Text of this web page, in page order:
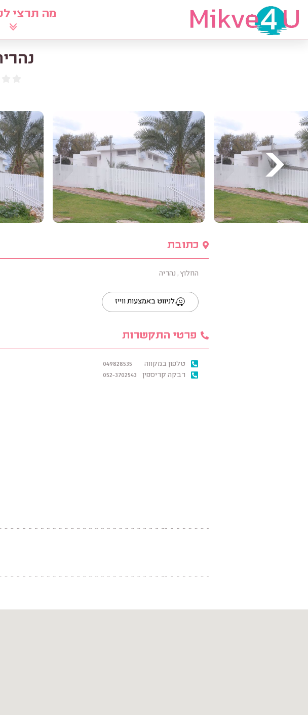
מה תרצי
לוח
כתובת
החלוץ , נהריה
לניווט באמצעות ווייז
פרטי התקשרות
טלפון במקווה
049828535
רבקה קריספין
052-3702543